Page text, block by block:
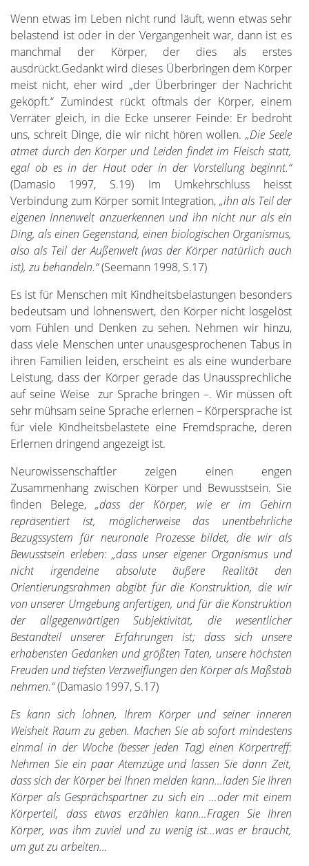
Wenn etwas im Leben nicht rund läuft, wenn etwas sehr
belastend ist oder in der Vergangenheit war, dann ist es
manchmal der Körper, der dies als erstes
ausdrückt.Gedankt wird dieses Überbringen dem Körper
meist nicht, eher wird „der Überbringer der Nachricht
geköpft.“ Zumindest rückt oftmals der Körper, einem
Verräter gleich, in die Ecke unserer Feinde: Er bedroht
uns, schreit Dinge, die wir nicht hören wollen. „Die Seele
atmet durch den Körper und Leiden findet im Fleisch statt,
egal ob es in der Haut oder in der Vorstellung beginnt.“
(Damasio 1997, S.19) Im Umkehrschluss heisst
Verbindung zum Körper somit Integration, „ihn als Teil der
eigenen Innenwelt anzuerkennen und ihn nicht nur als ein
Ding, als einen Gegenstand, einen biologischen Organismus,
also als Teil der Außenwelt (was der Körper natürlich auch
ist), zu behandeln.“(Seemann 1998, S.17)
Es ist für Menschen mit Kindheitsbelastungen besonders
bedeutsam und lohnenswert, den Körper nicht losgelöst
vom Fühlen und Denken zu sehen. Nehmen wir hinzu,
dass viele Menschen unter unausgesprochenen Tabus in
ihren Familien leiden, erscheint es als eine wunderbare
Leistung, dass der Körper gerade das Unaussprechliche
auf seine Weise zur Sprache bringen –. Wir müssen oft
sehr mühsam seine Sprache erlernen – Körpersprache ist
für viele Kindheitsbelastete eine Fremdsprache, deren
Erlernen dringend angezeigt ist.
Neurowissenschaftler zeigen einen engen
Zusammenhang zwischen Körper und Bewusstsein. Sie
finden Belege, „dass der Körper, wie er im Gehirn
repräsentiert ist, möglicherweise das unentbehrliche
Bezugssystem für neuronale Prozesse bildet, die wir als
Bewusstsein erleben: „dass unser eigener Organismus und
nicht irgendeine absolute äußere Realität den
Orientierungsrahmen abgibt für die Konstruktion, die wir
von unserer Umgebung anfertigen, und für die Konstruktion
der allgegenwärtigen Subjektivität, die wesentlicher
Bestandteil unserer Erfahrungen ist; dass sich unsere
erhabensten Gedanken und größten Taten, unsere höchsten
Freuden und tiefsten Verzweiflungen den Körper als Maßstab
nehmen.“(Damasio 1997, S.17)
Es kann sich lohnen, Ihrem Körper und seiner inneren
Weisheit Raum zu geben. Machen Sie ab sofort mindestens
einmal in der Woche (besser jeden Tag) einen Körpertreff:
Nehmen Sie ein paar Atemzüge und lassen Sie dann Zeit,
dass sich der Körper bei Ihnen melden kann…laden Sie Ihren
Körper als Gesprächspartner zu sich ein …oder mit einem
Körperteil, dass etwas erzählen kann…Fragen Sie Ihren
Körper, was ihm zuviel und zu wenig ist…was er braucht,
um gut zu arbeiten…